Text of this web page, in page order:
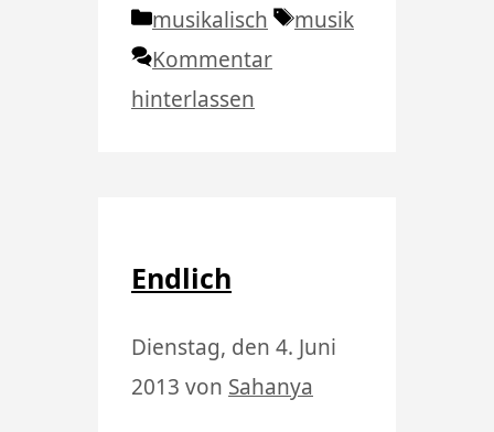
Kategorien
musikalisch Schlagwörter
musik
Kommentar
hinterlassen
Endlich
Dienstag, den 4. Juni
2013 von Sahanya